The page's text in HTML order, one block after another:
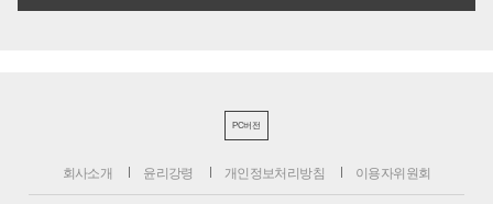
PC버전
회사소개 윤리강령 개인정보처리방침 이용자위원회